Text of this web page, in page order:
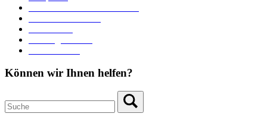
Können wir Ihnen helfen?